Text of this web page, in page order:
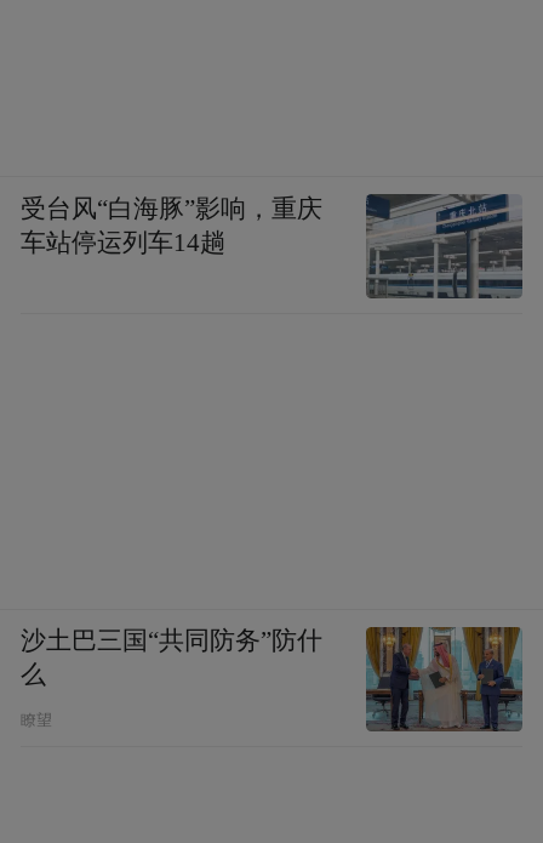
受台风“白海豚”影响，重庆
车站停运列车14趟
沙土巴三国“共同防务”防什
么
瞭望